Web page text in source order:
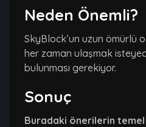
Neden Önemli?
SkyBlock’un uzun ömürlü
her zaman ulaşmak
bulunması gerekiyor.
Sonuç
Buradaki önerilerin temel